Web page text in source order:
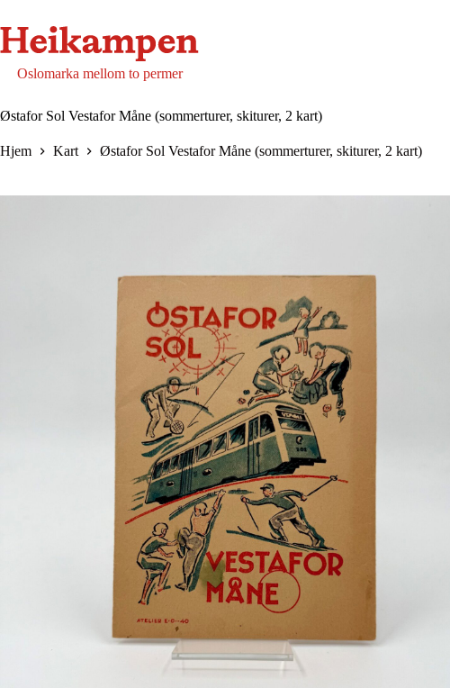
innholdet
Oslomarka mellom to permer
Østafor Sol Vestafor Måne (sommerturer, skiturer, 2 kart)
Hjem Kart Østafor Sol Vestafor Måne (sommerturer, skiturer, 2 kart)